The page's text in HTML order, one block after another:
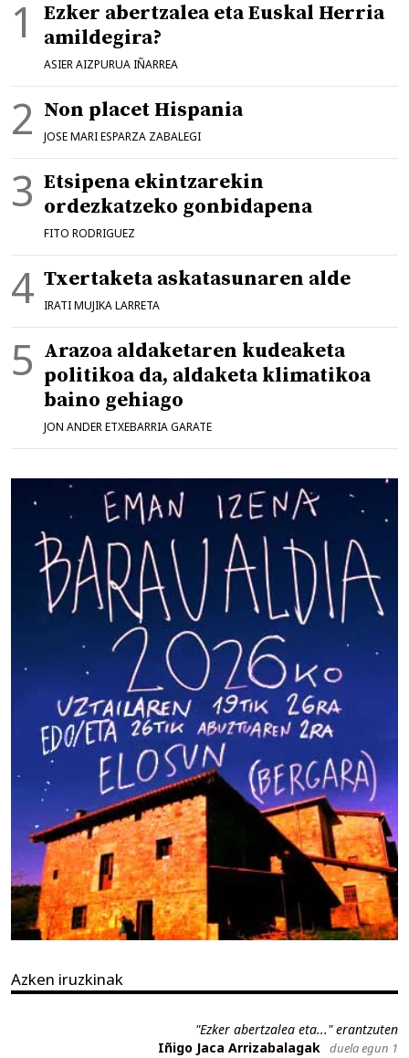
Ezker abertzalea eta Euskal Herria
amildegira?
ASIER AIZPURUA IÑARREA
Non placet Hispania
JOSE MARI ESPARZA ZABALEGI
Etsipena ekintzarekin
ordezkatzeko gonbidapena
FITO RODRIGUEZ
Txertaketa askatasunaren alde
IRATI MUJIKA LARRETA
Arazoa aldaketaren kudeaketa
politikoa da, aldaketa klimatikoa
baino gehiago
JON ANDER ETXEBARRIA GARATE
Azken iruzkinak
"Ezker abertzalea eta..." erantzuten
Iñigo Jaca Arrizabalagak duela egun 1